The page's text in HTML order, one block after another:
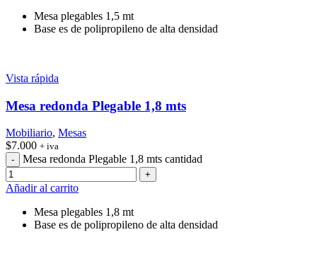
Mesa plegables 1,5 mt
Base es de polipropileno de alta densidad
Vista rápida
Mesa redonda Plegable 1,8 mts
Mobiliario, Mesas
$7.000 + iva
Mesa redonda Plegable 1,8 mts cantidad
Añadir al carrito
Mesa plegables 1,8 mt
Base es de polipropileno de alta densidad